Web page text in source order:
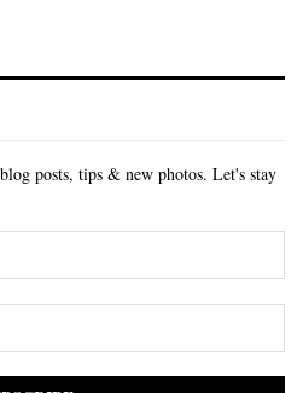
posts, tips & new photos. Let's stay